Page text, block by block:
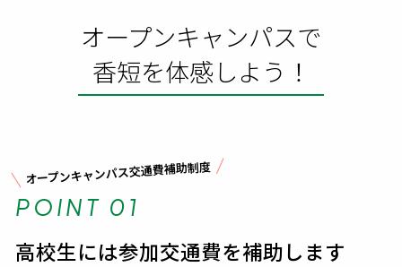
オープンキャンパスで
香短を体感しよう！
オープンキャンパス交通費補助制度
POINT 01
高校生には参加交通費を補助します